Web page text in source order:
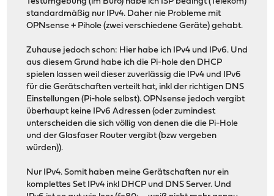
standardmäßig nur IPv4. Daher nie Probleme mit
OPNsense + Pihole (zwei verschiedene Geräte) gehabt.
Zuhause jedoch schon: Hier habe ich IPv4 und IPv6. Und
aus diesem Grund habe ich die Pi-hole den DHCP
spielen lassen weil dieser zuverlässig die IPv4 und IPv6
für die Gerätschaften verteilt hat, inkl der richtigen DNS
Einstellungen (Pi-hole selbst). OPNsense jedoch vergibt
überhaupt keine IPv6 Adressen (oder zumindest
unterscheiden die sich völlig von denen die die Pi-Hole
und der Glasfaser Router vergibt (bzw vergeben
würden)).
Nur IPv4. Somit haben meine Gerätschaften nur ein
komplettes Set IPv4 inkl DHCP und DNS Server. Und